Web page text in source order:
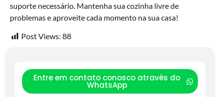
suporte necessário. Mantenha sua cozinha livre de
problemas e aproveite cada momento na sua casa!
Post Views: 88
Entre em contato conosco através do
WhatsApp